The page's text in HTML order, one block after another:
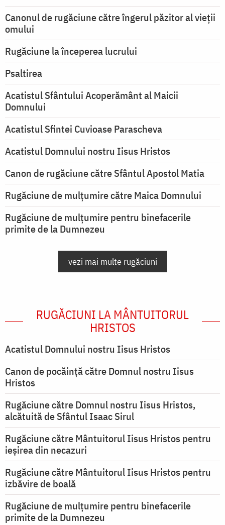
Canonul de rugăciune către îngerul păzitor al vieții
omului
Rugăciune la începerea lucrului
Psaltirea
Acatistul Sfântului Acoperământ al Maicii
Domnului
Acatistul Sfintei Cuvioase Parascheva
Acatistul Domnului nostru Iisus Hristos
Canon de rugăciune către Sfântul Apostol Matia
Rugăciune de mulţumire către Maica Domnului
Rugăciune de mulțumire pentru binefacerile
primite de la Dumnezeu
vezi mai multe rugăciuni
RUGĂCIUNI LA MÂNTUITORUL
HRISTOS
Acatistul Domnului nostru Iisus Hristos
Canon de pocăință către Domnul nostru Iisus
Hristos
Rugăciune către Domnul nostru Iisus Hristos,
alcătuită de Sfântul Isaac Sirul
Rugăciune către Mântuitorul Iisus Hristos pentru
ieşirea din necazuri
Rugăciune către Mântuitorul Iisus Hristos pentru
izbăvire de boală
Rugăciune de mulțumire pentru binefacerile
primite de la Dumnezeu